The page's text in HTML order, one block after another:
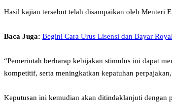
Hasil kajian tersebut telah disampaikan oleh Menteri
Baca Juga: Begini Cara Urus Lisensi dan Bayar
“Pemerintah berharap kebijakan stimulus ini dapat
kompetitif, serta meningkatkan kepatuhan
Keputusan ini kemudian akan ditindaklanjuti dengan